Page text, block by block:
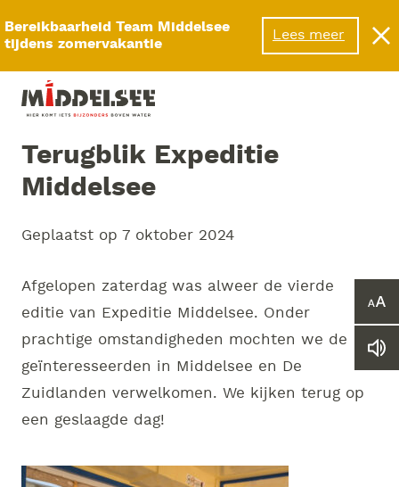
Bereikbaarheid Team Middelsee
tijdens zomervakantie
Lees meer
Menu
of
Terugblik Expeditie
Middelsee
Geplaatst op 7 oktober 2024
Afgelopen zaterdag was alweer de vierde
editie van Expeditie Middelsee. Onder
prachtige omstandigheden mochten we de
geïnteresseerden in Middelsee en De
Zuidlanden verwelkomen. We kijken terug op
een geslaagde dag!